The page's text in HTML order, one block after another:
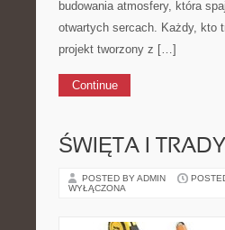
budowania atmosfery, która
otwartych sercach. Każdy, kto
projekt tworzony z […]
Continue
ŚWIĘTA I
POSTED BY ADMIN
WYŁĄCZONA